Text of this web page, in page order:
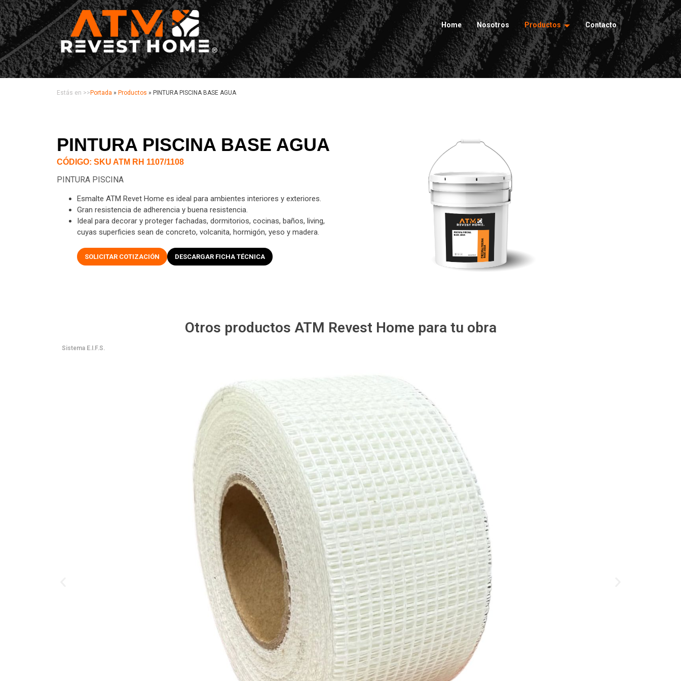
Home Nosotros Productos Contacto
Estás en >> Portada » Productos » PINTURA PISCINA BASE AGUA
PINTURA PISCINA BASE AGUA
CÓDIGO: SKU ATM RH 1107/1108
PINTURA PISCINA
Esmalte ATM Revet Home es ideal para ambientes interiores y exteriores.
Gran resistencia de adherencia y buena resistencia.
Ideal para decorar y proteger fachadas, dormitorios, cocinas, baños, living,
cuyas superficies sean de concreto, volcanita, hormigón, yeso y madera.
SOLICITAR COTIZACIÓN DESCARGAR FICHA TÉCNICA
Sistema E.I.F.S.
Otros productos ATM Revest Home para tu obra